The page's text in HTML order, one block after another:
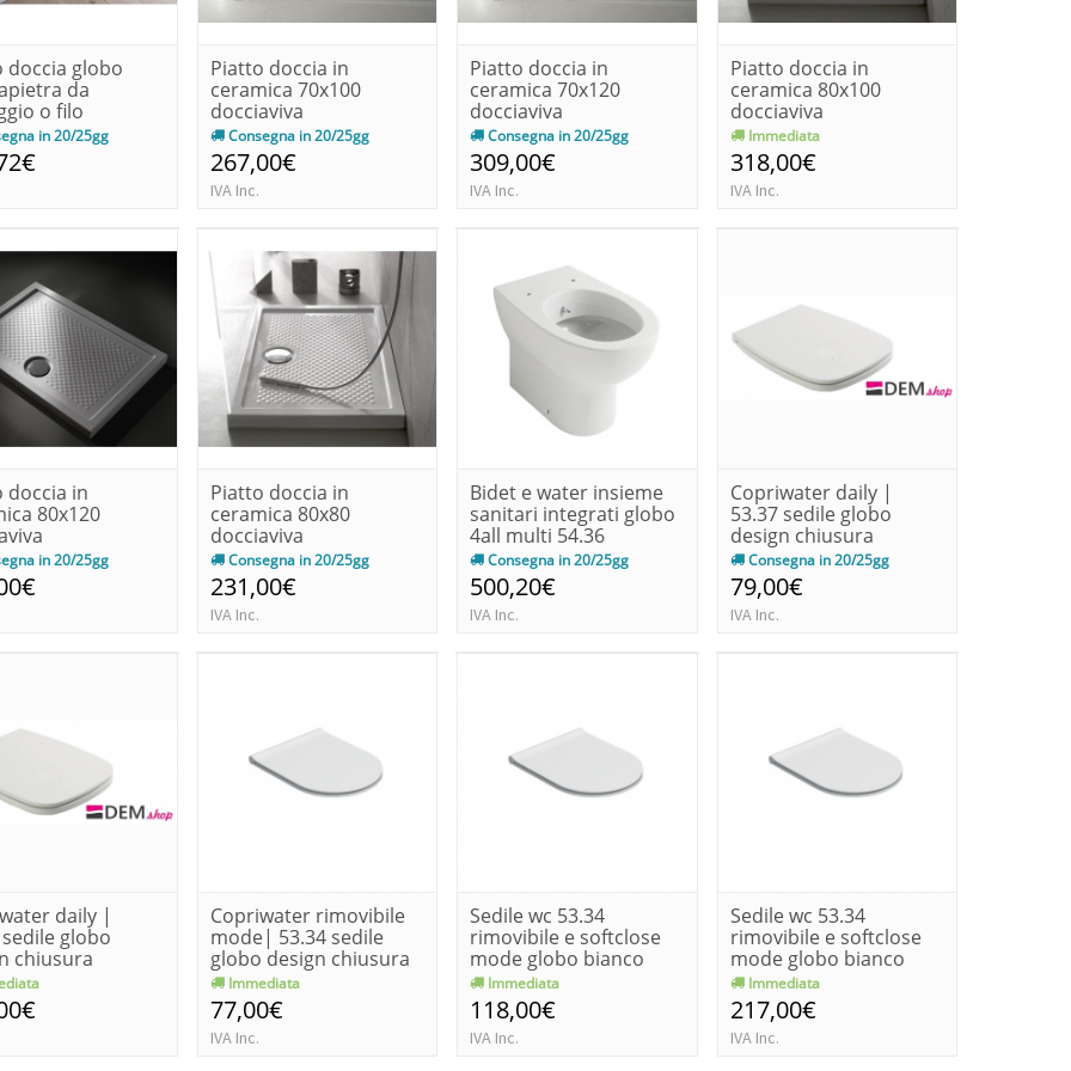
doccia globo
da
o filo
- a...
in 20/25gg
Piatto doccia in
ceramica 70x100
docciaviva
Consegna in 20/25gg
267,00€
IVA Inc.
Piatto doccia in
ceramica 70x120
docciaviva
Consegna in 20/25gg
309,00€
IVA Inc.
Piatto doccia in
ceramica 80x100
docciaviva
Immediata
318,00€
IVA Inc.
doccia in
80x120
in 20/25gg
Piatto doccia in
ceramica 80x80
docciaviva
Consegna in 20/25gg
231,00€
IVA Inc.
Bidet e water insieme
sanitari integrati globo
4all multi 54.36
Consegna in 20/25gg
500,20€
IVA Inc.
Copriwater daily |
53.37 sedile globo
design chiusura
normale
Consegna in 20/25gg
79,00€
IVA Inc.
daily |
sedile globo
chiusura
Copriwater rimovibile
mode| 53.34 sedile
globo design chiusura
no...
Immediata
77,00€
IVA Inc.
Sedile wc 53.34
rimovibile e softclose
mode globo bianco
Immediata
118,00€
IVA Inc.
Sedile wc 53.34
rimovibile e softclose
mode globo bianco
opaco
Immediata
217,00€
IVA Inc.